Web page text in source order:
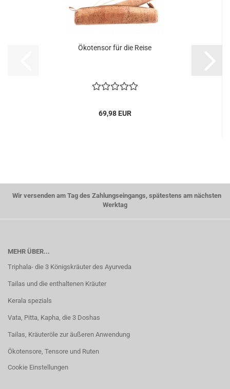
Ökotensor für die Reise
69,98 EUR
Wir versenden am Tag des Zahlungseingangs, spätestens am nächsten
Werktag
MEHR ÜBER...
Triphala- die 3 Königskräuter des Ayurveda
Tailas und die enthaltenen Kräuter
Kerala spezials
Vata, Pitta, Kapha, die 3 Doshas
Tailas, Kräuteröle zur äußeren Anwendung
Ökotensore, Tensore und Ruten
Cookie Einstellungen